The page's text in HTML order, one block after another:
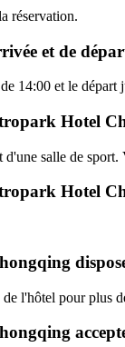
réservation.
et de
14:00 et le
Hotel
salle de sport.
Hotel
l'hôtel pour plus